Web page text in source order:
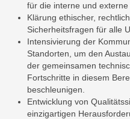
für die interne und externe
Klärung ethischer,
Sicherheitsfragen für alle
Intensivierung der
Standorten, um den
der gemeinsamen
Fortschritte in diesem
beschleunigen.
Entwicklung von
einzigartigen